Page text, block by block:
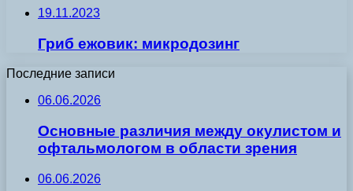
19.11.2023
Гриб ежовик: микродозинг
Последние записи
06.06.2026
Основные различия между окулистом и
офтальмологом в области зрения
06.06.2026